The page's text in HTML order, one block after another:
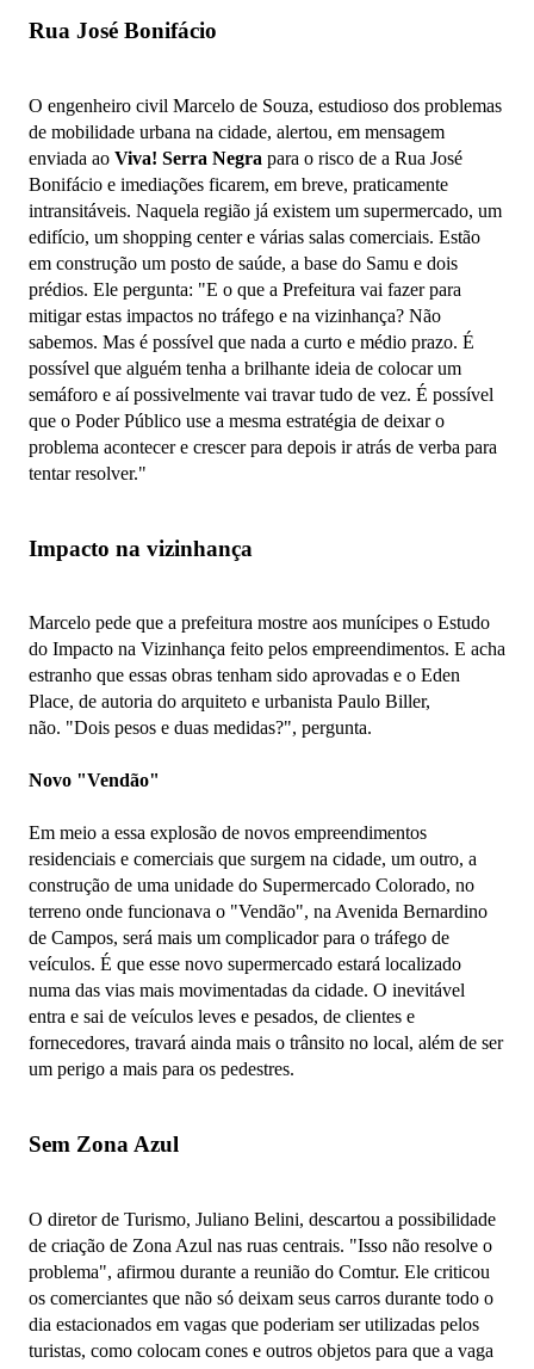
Rua José Bonifácio
O engenheiro civil Marcelo de Souza, estudioso dos problemas
de mobilidade urbana na cidade, alertou, em mensagem
enviada ao Viva! Serra Negra para o risco de a Rua José
Bonifácio e imediações ficarem, em breve, praticamente
intransitáveis. Naquela região já existem um supermercado, um
edifício, um shopping center e várias salas comerciais. Estão
em construção um posto de saúde, a base do Samu e dois
prédios. Ele pergunta: "E o que a Prefeitura vai fazer para
mitigar estas impactos no tráfego e na vizinhança? Não
sabemos. Mas é possível que nada a curto e médio prazo. É
possível que alguém tenha a brilhante ideia de colocar um
semáforo e aí possivelmente vai travar tudo de vez. É possível
que o Poder Público use a mesma estratégia de deixar o
problema acontecer e crescer para depois ir atrás de verba para
tentar resolver."
Impacto na vizinhança
Marcelo pede que a prefeitura mostre aos munícipes o Estudo
do Impacto na Vizinhança feito pelos empreendimentos. E acha
estranho que essas obras tenham sido aprovadas e o Eden
Place, de autoria do arquiteto e urbanista Paulo Biller,
não. "Dois pesos e duas medidas?", pergunta.
Novo "Vendão"
Em meio a essa explosão de novos empreendimentos
residenciais e comerciais que surgem na cidade, um outro, a
construção de uma unidade do Supermercado Colorado, no
terreno onde funcionava o "Vendão", na Avenida Bernardino
de Campos, será mais um complicador para o tráfego de
veículos. É que esse novo supermercado estará localizado
numa das vias mais movimentadas da cidade. O inevitável
entra e sai de veículos leves e pesados, de clientes e
fornecedores, travará ainda mais o trânsito no local, além de ser
um perigo a mais para os pedestres.
Sem Zona Azul
O diretor de Turismo, Juliano Belini, descartou a possibilidade
de criação de Zona Azul nas ruas centrais. "Isso não resolve o
problema", afirmou durante a reunião do Comtur. Ele criticou
os comerciantes que não só deixam seus carros durante todo o
dia estacionados em vagas que poderiam ser utilizadas pelos
turistas, como colocam cones e outros objetos para que a vaga